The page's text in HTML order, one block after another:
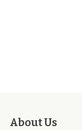
About Us